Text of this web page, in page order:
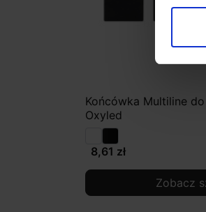
Końcówka Multiline
Oxyled
8,61 zł
Zobacz